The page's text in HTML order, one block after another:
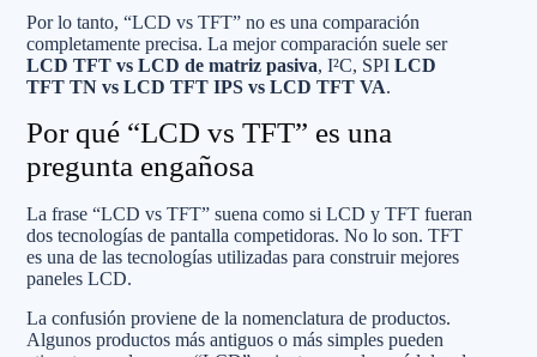
Por lo tanto, “LCD vs TFT” no es una comparación
completamente precisa. La mejor comparación suele ser
LCD TFT vs LCD de matriz pasiva, I²C, SPI LCD
TFT TN vs LCD TFT IPS vs LCD TFT VA.
Por qué “LCD vs TFT” es una
pregunta engañosa
La frase “LCD vs TFT” suena como si LCD y TFT fueran
dos tecnologías de pantalla competidoras. No lo son. TFT
es una de las tecnologías utilizadas para construir mejores
paneles LCD.
La confusión proviene de la nomenclatura de productos.
Algunos productos más antiguos o más simples pueden